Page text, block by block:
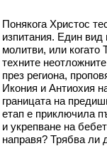
Понякога Христос
изпитания. Един вид
молитви, или когато
техните
през региона,
Икония и Антиохия
границата на
етап е приключила
и укрепване на
направя? Трябва ли